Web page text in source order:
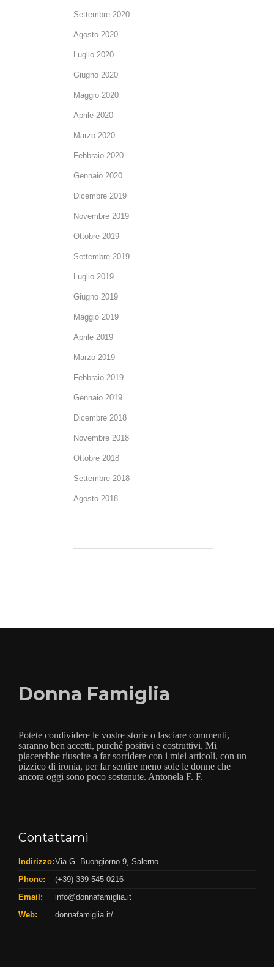
Settembre 2020
Agosto 2020
Luglio 2020
Giugno 2020
Maggio 2020
Aprile 2020
Marzo 2020
Febbraio 2020
Gennaio 2020
Dicembre 2019
Novembre 2019
Ottobre 2019
Settembre 2019
Luglio 2019
Giugno 2019
Maggio 2019
Aprile 2019
Marzo 2019
Febbraio 2019
Gennaio 2019
Dicembre 2018
Novembre 2018
Ottobre 2018
Settembre 2018
Agosto 2018
Donna Famiglia
Potete condividere le vostre storie o lasciare commenti,
saranno ben accetti, purché positivi e costruttivi. Mi
piacerebbe riuscire a far sorridere con i miei articoli, con un
pizzico di ironia, per far sentire meno sole le donne che
ancora oggi sono poco sostenute. Antonela F. F.
Contattami
Indirizzo:Via G. Buongiorno 9, Salerno
Phone:
(+39) 339 545 0216
Email:
info@donnafamiglia.it
Web:
donnafamiglia.it/